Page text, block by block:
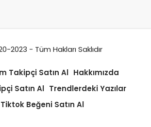
2023 - Tüm Hakları Saklıdır
Takipçi Satın Al Hakkımızda
Satın Al Trendlerdeki Yazılar
Tiktok Beğeni Satın Al